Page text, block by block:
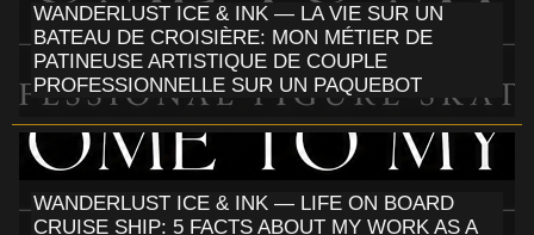
WANDERLUST ICE & INK — LA VIE SUR UN
BATEAU DE CROISIÈRE: MON MÉTIER DE
PATINEUSE ARTISTIQUE DE COUPLE
PROFESSIONNELLE SUR UN PAQUEBOT
WANDERLUST ICE & INK — LIFE ON BOARD
CRUISE SHIP: 5 FACTS ABOUT MY WORK AS A